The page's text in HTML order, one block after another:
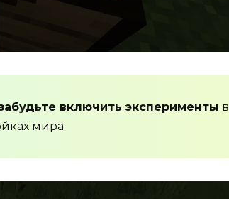
включить эксперименты в
мира.